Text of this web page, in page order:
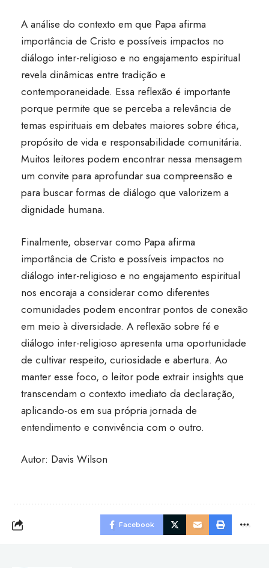
A análise do contexto em que Papa afirma
importância de Cristo e possíveis impactos no
diálogo inter-religioso e no engajamento espiritual
revela dinâmicas entre tradição e
contemporaneidade. Essa reflexão é importante
porque permite que se perceba a relevância de
temas espirituais em debates maiores sobre ética,
propósito de vida e responsabilidade comunitária.
Muitos leitores podem encontrar nessa mensagem
um convite para aprofundar sua compreensão e
para buscar formas de diálogo que valorizem a
dignidade humana.
Finalmente, observar como Papa afirma
importância de Cristo e possíveis impactos no
diálogo inter-religioso e no engajamento espiritual
nos encoraja a considerar como diferentes
comunidades podem encontrar pontos de conexão
em meio à diversidade. A reflexão sobre fé e
diálogo inter-religioso apresenta uma oportunidade
de cultivar respeito, curiosidade e abertura. Ao
manter esse foco, o leitor pode extrair insights que
transcendam o contexto imediato da declaração,
aplicando-os em sua própria jornada de
entendimento e convivência com o outro.
Autor: Davis Wilson
Facebook